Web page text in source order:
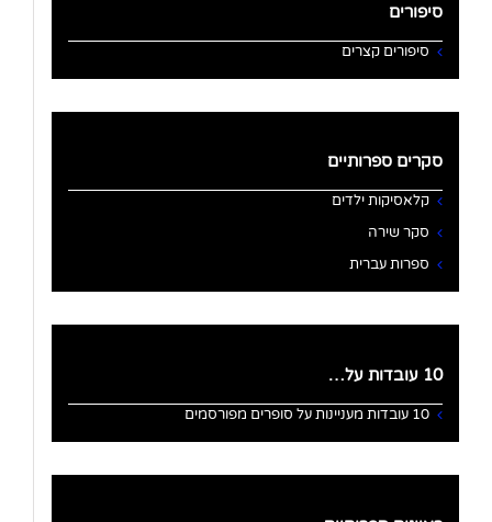
סיפורים
סיפורים קצרים
סקרים ספרותיים
קלאסיקות ילדים
סקר שירה
ספרות עברית
10 עובדות על…
10 עובדות מעניינות על סופרים מפורסמים